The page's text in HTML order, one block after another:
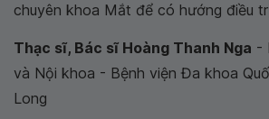
chuyên khoa Mắt để có hướng điều
Thạc sĩ, Bác sĩ Hoàng Thanh Nga -
và Nội khoa - Bệnh viện Đa khoa
Long